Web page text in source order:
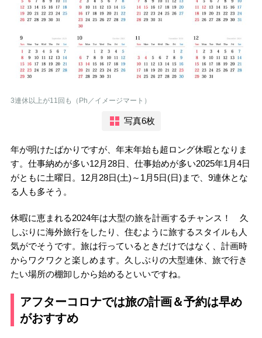
3連休以上が11回も（Ph／イメージマート）
写真6枚
年が明けたばかりですが、年末年始も超ロング休暇となりま
す。仕事納めが多い12月28日、仕事始めが多い2025年1月4日
がともに土曜日。12月28日(土)～1月5日(日)まで、9連休とな
る人も多そう。
休暇に恵まれる2024年は大型の旅を計画するチャンス！ 久
しぶりに海外旅行をしたり、住むように旅するスタイルも人
気がでそうです。旅は行っているときだけではなく、計画時
からワクワクと楽しめます。久しぶりの大型連休、旅で行き
たい場所の棚卸しから始めるといいですね。
アフターコロナでは旅の計画＆予約は早め
がおすすめ